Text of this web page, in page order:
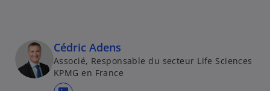
Cédric Adens
Associé, Responsable du secteur Life Sciences
KPMG en France